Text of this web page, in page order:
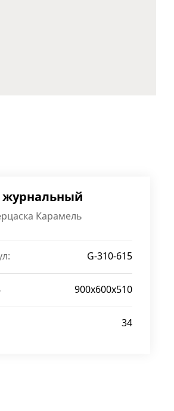
журнальный
Карамель
G-310-615
900x600x510
34